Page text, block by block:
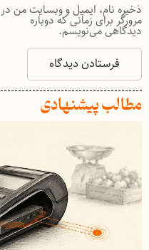
ذخیره نام، ایمیل و وبسایت من در
مرورگر برای زمانی که دوباره
دیدگاهی می‌نویسم.
مطالب پیشنهادی